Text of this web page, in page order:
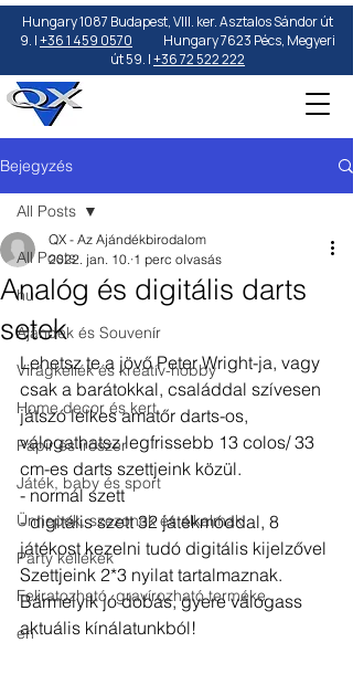
Hungary 1087 Budapest, VIII. ker. Asztalos Sándor út
9. |+36 1 459 0570 Hungary 7623 Pécs, Megyeri
út 59. |+36 72 522 222
Bejegyzés
All Posts
hu
Ajándék és Souvenír
Virágkellék és kreatív-hobby
Home decor és kert
Papír és írószer
Játék, baby és sport
Ünnepek, szezonok és alkalmak
Party kellékek
Feliratozható, gravírozható terméke
en
All Posts
Analóg és digitális darts
setek
QX - Az Ajándékbirodalom
2022. jan. 10. 1 perc olvasás
Lehetsz te a jövő Peter Wright-ja, vagy
csak a barátokkal, családdal szívesen
játszó lelkes amatőr darts-os,
válogathatsz legfrissebb 13 colos/ 33
cm-es darts szettjeink közül.
- normál szett
- digitális szett 32 játékmóddal, 8
játékost kezelni tudó digitális kijelzővel
Szettjeink 2*3 nyilat tartalmaznak.
Bármelyik jó dobás, gyere válogass
aktuális kínálatunkból!